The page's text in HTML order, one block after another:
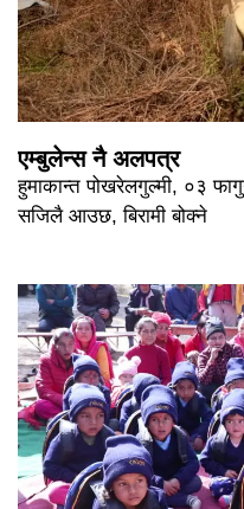
एम्बुलेन्स नै अलपत्र
हुमाकान्त पोखरेलगुल्मी, ०३
सजिलै आउछ, बिरामी बोक्ने